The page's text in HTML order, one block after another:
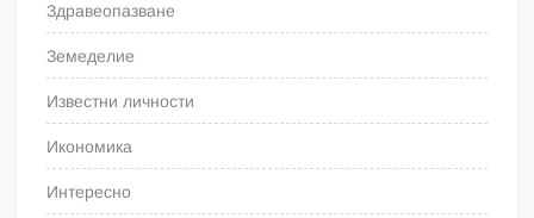
Здравеопазване
Земеделие
Известни личности
Икономика
Интересно